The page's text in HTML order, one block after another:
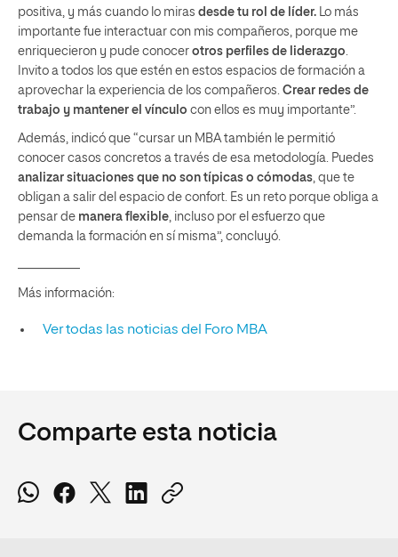
positiva, y más cuando lo miras desde tu rol de líder.
Lo más
importante fue interactuar con mis compañeros, porque me
enriquecieron y pude conocer otros perfiles de liderazgo
Invito a todos los que estén en estos espacios de formación a
aprovechar la experiencia de los compañeros. Crear redes de
trabajo y mantener el vínculo con ellos es muy importante”.
Además, indicó que “cursar un MBA también le permitió
conocer casos concretos a través de esa metodología. Puedes
analizar situaciones que no son típicas o cómodas , que te
obligan a salir del espacio de confort. Es un reto porque obliga a
pensar de manera flexible , incluso por el esfuerzo que
demanda la formación en sí misma”, concluyó.
Más información:
Ver todas las noticias del Foro MBA
Comparte esta noticia